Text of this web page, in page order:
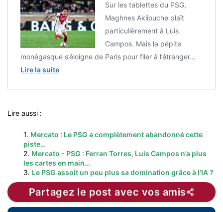
Sur les tablettes du PSG,
Maghnes Akliouche plaît
particulièrement à Luis
Campos. Mais la pépite
monégasque s’éloigne de Paris pour filer à l’étranger…
Lire la suite
Lire aussi :
1. Mercato : Le PSG a complètement abandonné cette
piste…
2. Mercato - PSG : Ferran Torres, Luis Campos n’a plus
les cartes en main…
3. Le PSG assoit un peu plus sa domination grâce à l’IA ?
Partagez le post avec vos amis